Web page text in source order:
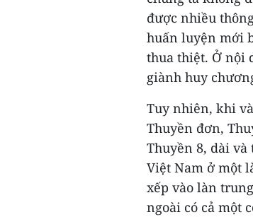
được nhiều
huấn luyện mới
thua thiệt. Ở nội
giành huy
Tuy nhiên, khi
Thuyền đơn,
Thuyền 8, dài
Việt Nam ở một
xếp vào làn
ngoài có cả một